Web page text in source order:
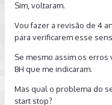
Sim, voltaram.
Vou fazer a revisão de 4
para verificarem esse
Se mesmo assim os
BH que me indicaram.
Mas qual o problema do
start stop?